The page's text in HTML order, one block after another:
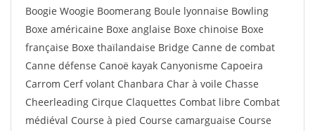
Boogie Woogie Boomerang Boule lyonnaise Bowling
Boxe américaine Boxe anglaise Boxe chinoise Boxe
française Boxe thaïlandaise Bridge Canne de combat
Canne défense Canoë kayak Canyonisme Capoeira
Carrom Cerf volant Chanbara Char à voile Chasse
Cheerleading Cirque Claquettes Combat libre Combat
médiéval Course à pied Course camarguaise Course